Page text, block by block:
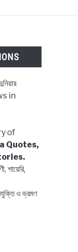
in
of
Quotes,
শায়েরি,
ও ভ্রমণ